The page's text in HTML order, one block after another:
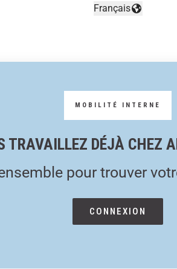
Changer la langue
Français
TRAVAILLEZ DÉJÀ CHEZ
pour trouver
CONNEXION